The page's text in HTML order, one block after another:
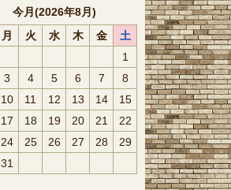
今月(2026年8月)
月 火 水 木 金
土
1
3 4 5 6 7
8
10 11 12 13 14
15
17 18 19 20 21
22
24 25 26 27 28
29
31